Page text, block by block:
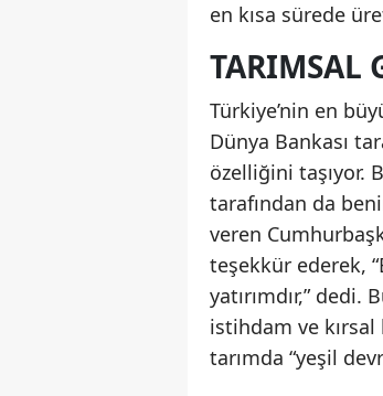
en kısa sürede
TARIMSAL
Türkiye’nin en
Dünya Bankası
özelliğini taşıyor.
tarafından da
veren
teşekkür ederek,
yatırımdır,”
istihdam ve kırsal
tarımda “yeşil